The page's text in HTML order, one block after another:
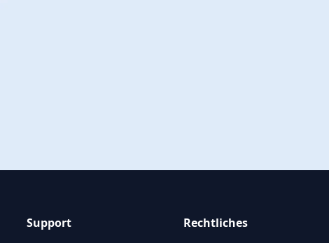
Support Rechtliches